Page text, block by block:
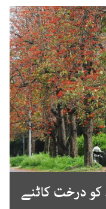
کو درخت کاٹنے